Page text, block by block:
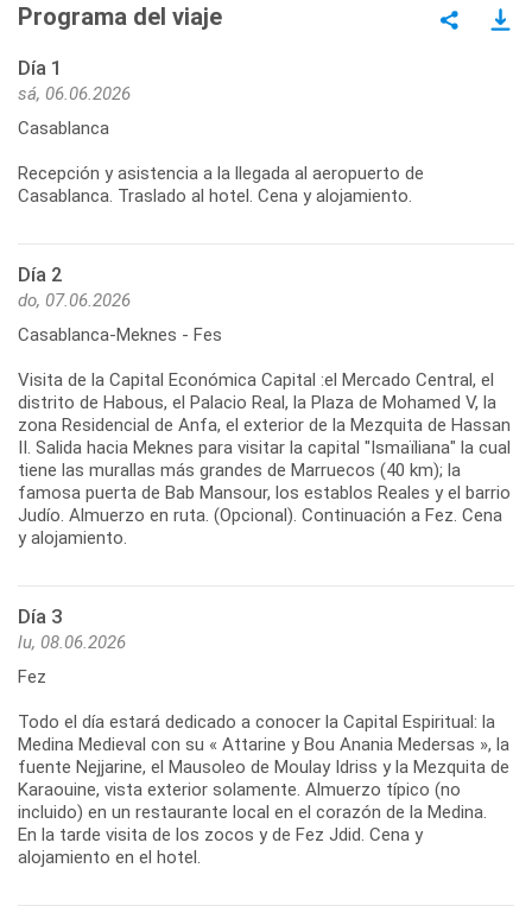
Programa del viaje
Día 1
sá, 06.06.2026
Casablanca
Recepción y asistencia a la llegada al aeropuerto de
Casablanca. Traslado al hotel. Cena y alojamiento.
Día 2
do, 07.06.2026
Casablanca-Meknes - Fes
Visita de la Capital Económica Capital :el Mercado Central, el
distrito de Habous, el Palacio Real, la Plaza de Mohamed V, la
zona Residencial de Anfa, el exterior de la Mezquita de Hassan
II. Salida hacia Meknes para visitar la capital "Ismaïliana" la cual
tiene las murallas más grandes de Marruecos (40 km); la
famosa puerta de Bab Mansour, los establos Reales y el barrio
Judío. Almuerzo en ruta. (Opcional). Continuación a Fez. Cena
y alojamiento.
Día 3
lu, 08.06.2026
Fez
Todo el día estará dedicado a conocer la Capital Espiritual: la
Medina Medieval con su « Attarine y Bou Anania Medersas », la
fuente Nejjarine, el Mausoleo de Moulay Idriss y la Mezquita de
Karaouine, vista exterior solamente. Almuerzo típico (no
incluido) en un restaurante local en el corazón de la Medina.
En la tarde visita de los zocos y de Fez Jdid. Cena y
alojamiento en el hotel.